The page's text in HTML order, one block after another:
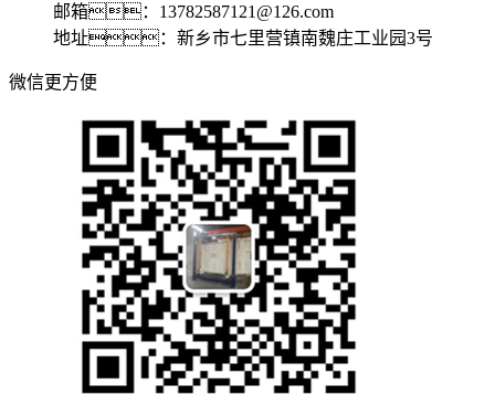
邮箱：13782587121@126.com
地址：新乡市七里营镇南魏庄工业园3号
微信更方便